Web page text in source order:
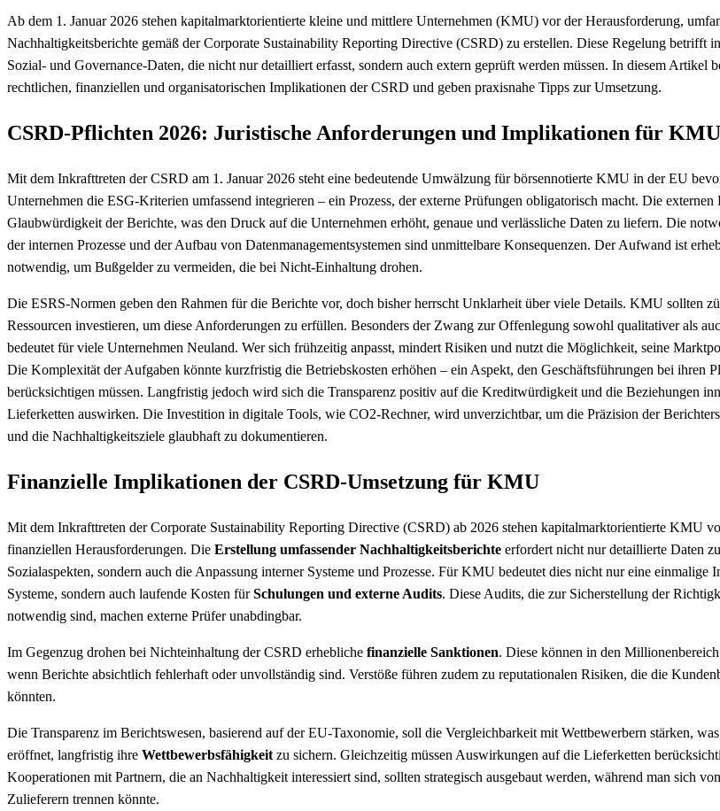
Ab dem 1. Januar 2026 stehen kapitalmarktorientierte kleine und mittlere Unternehmen (KMU) vor der Herausforderung,
Nachhaltigkeitsberichte gemäß der Corporate Sustainability Reporting Directive (CSRD) zu erstellen. Diese Regelung betrifft
Sozial- und Governance-Daten, die nicht nur detailliert erfasst, sondern auch extern geprüft werden müssen. In diesem Artikel
rechtlichen, finanziellen und organisatorischen Implikationen der CSRD und geben praxisnahe Tipps zur Umsetzung.
CSRD-Pflichten 2026: Juristische Anforderungen und Implikationen für KMU
Mit dem Inkrafttreten der CSRD am 1. Januar 2026 steht eine bedeutende Umwälzung für börsennotierte KMU in der EU
Unternehmen die ESG-Kriterien umfassend integrieren – ein Prozess, der externe Prüfungen obligatorisch macht. Die externen
Glaubwürdigkeit der Berichte, was den Druck auf die Unternehmen erhöht, genaue und verlässliche Daten zu liefern. Die
der internen Prozesse und der Aufbau von Datenmanagementsystemen sind unmittelbare Konsequenzen. Der Aufwand ist
notwendig, um Bußgelder zu vermeiden, die bei Nicht-Einhaltung drohen.
Die ESRS-Normen geben den Rahmen für die Berichte vor, doch bisher herrscht Unklarheit über viele Details. KMU sollten
Ressourcen investieren, um diese Anforderungen zu erfüllen. Besonders der Zwang zur Offenlegung sowohl qualitativer als
bedeutet für viele Unternehmen Neuland. Wer sich frühzeitig anpasst, mindert Risiken und nutzt die Möglichkeit, seine
Die Komplexität der Aufgaben könnte kurzfristig die Betriebskosten erhöhen – ein Aspekt, den Geschäftsführungen bei ihren
berücksichtigen müssen. Langfristig jedoch wird sich die Transparenz positiv auf die Kreditwürdigkeit und die Beziehungen
Lieferketten auswirken. Die Investition in digitale Tools, wie CO2-Rechner, wird unverzichtbar, um die Präzision der
und die Nachhaltigkeitsziele glaubhaft zu dokumentieren.
Finanzielle Implikationen der CSRD-Umsetzung für KMU
Mit dem Inkrafttreten der Corporate Sustainability Reporting Directive (CSRD) ab 2026 stehen kapitalmarktorientierte KMU
finanziellen Herausforderungen. Die Erstellung umfassender Nachhaltigkeitsberichte erfordert nicht nur detaillierte Daten
Sozialaspekten, sondern auch die Anpassung interner Systeme und Prozesse. Für KMU bedeutet dies nicht nur eine einmalige
Systeme, sondern auch laufende Kosten fürSchulungen und externe Audits. Diese Audits, die zur Sicherstellung der
notwendig sind, machen externe Prüfer unabdingbar.
Im Gegenzug drohen bei Nichteinhaltung der CSRD erhebliche finanzielle Sanktionen. Diese können in den Millionenbereich
wenn Berichte absichtlich fehlerhaft oder unvollständig sind. Verstöße führen zudem zu reputationalen Risiken, die die
könnten.
Die Transparenz im Berichtswesen, basierend auf der EU-Taxonomie, soll die Vergleichbarkeit mit Wettbewerbern stärken,
eröffnet, langfristig ihre Wettbewerbsfähigkeit zu sichern. Gleichzeitig müssen Auswirkungen auf die Lieferketten
Kooperationen mit Partnern, die an Nachhaltigkeit interessiert sind, sollten strategisch ausgebaut werden, während man sich
Zulieferern trennen könnte.